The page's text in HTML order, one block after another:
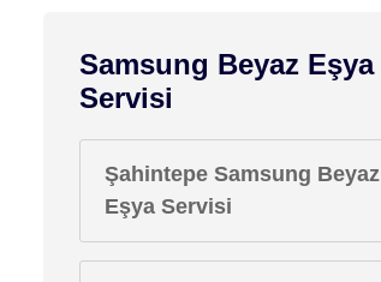
Samsung Beyaz Eşya
Servisi
Şahintepe Samsung Beyaz
Eşya Servisi